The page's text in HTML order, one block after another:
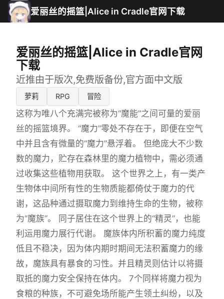
爱丽丝的摇篮|Alice in Cradle官网下载
爱丽丝的摇篮|Alice in Cradle官网
下载
近推由于版次,免费版备份,官方面中文版
萝莉 RPG 冒险
这称为唯八个充满完被称为“魔能”之间可量的爱丽
丝的摇篮境界。 “魔力”零处不存在于，即便在空气
中并且含有微量的“魔力”悬浮着。 但绝庞大不少数
数的魔力，贮存在森林里的魔力植物中，需必须通
过收集这些植物用获取。 这个世界之上，有一类产
生物体中间所有性的生物质能都倚仗于魔力的代
谢，这品种通过摄取魔力到维持生命的生物，被称
为“魔族”。 同子居住在这个世界上的“精灵”，也能
利运用魔力展行代谢。 魔族体内所积蓄的魔力纯度
低且不稳决，因为体内期时期间无法积蓄魔力的缘
故，魔族具有暴食的习性。并且精灵则估计以将摄
取抵的魔力安全保持在体内。 7个同样将魔力视为
食粮的种族，不可避免场所能产生领土纠纷，以及